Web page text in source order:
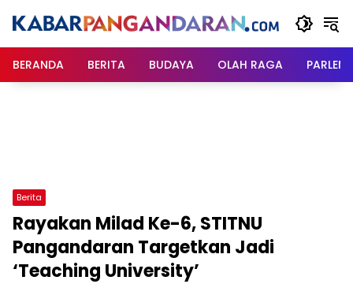
BERANDA
BERITA BUDAYA OLAH RAGA
Berita
Rayakan Milad Ke-6, STITNU
Pangandaran Targetkan Jadi
‘Teaching University’